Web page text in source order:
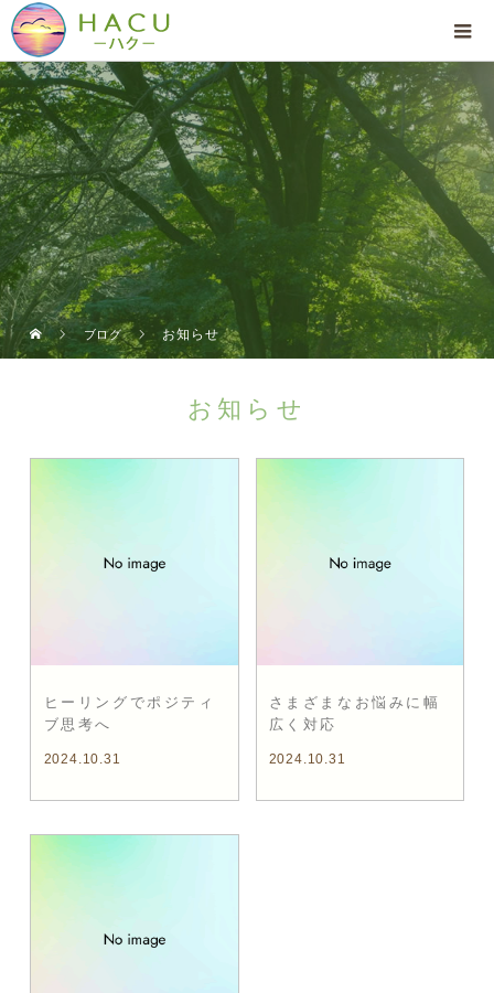
ブログ お知らせ
お知らせ
ヒーリングでポジティ
ブ思考へ
2024.10.31
さまざまなお悩みに幅
広く対応
2024.10.31